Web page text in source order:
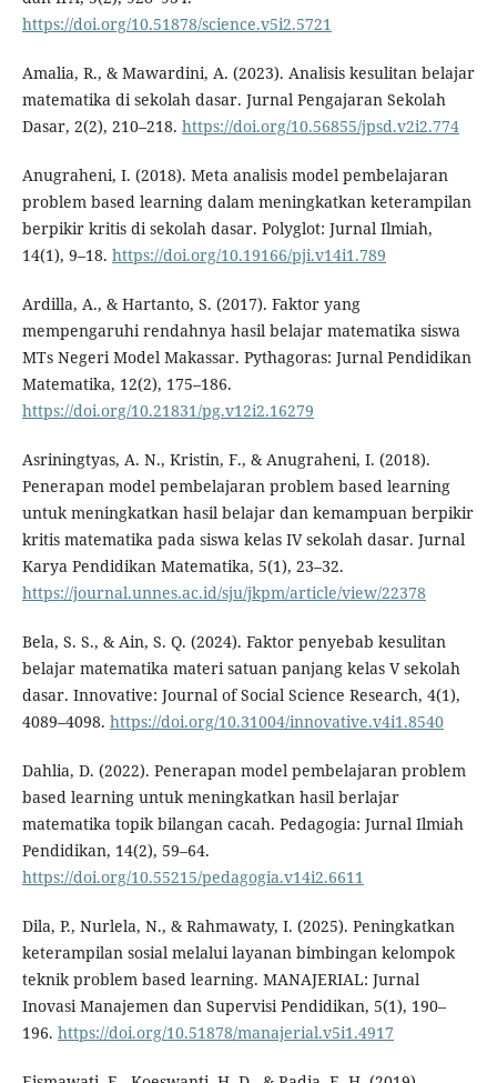
https://doi.org/10.51878/science.v5i2.5721
Amalia, R., & Mawardini, A. (2023). Analisis kesulitan belajar
matematika di sekolah dasar. Jurnal Pengajaran Sekolah
Dasar, 2(2), 210–218. https://doi.org/10.56855/jpsd.v2i2.774
Anugraheni, I. (2018). Meta analisis model pembelajaran
problem based learning dalam meningkatkan keterampilan
berpikir kritis di sekolah dasar. Polyglot: Jurnal Ilmiah,
14(1), 9–18. https://doi.org/10.19166/pji.v14i1.789
Ardilla, A., & Hartanto, S. (2017). Faktor yang
mempengaruhi rendahnya hasil belajar matematika siswa
MTs Negeri Model Makassar. Pythagoras: Jurnal Pendidikan
Matematika, 12(2), 175–186.
https://doi.org/10.21831/pg.v12i2.16279
Asriningtyas, A. N., Kristin, F., & Anugraheni, I. (2018).
Penerapan model pembelajaran problem based learning
untuk meningkatkan hasil belajar dan kemampuan berpikir
kritis matematika pada siswa kelas IV sekolah dasar. Jurnal
Karya Pendidikan Matematika, 5(1), 23–32.
https://journal.unnes.ac.id/sju/jkpm/article/view/22378
Bela, S. S., & Ain, S. Q. (2024). Faktor penyebab kesulitan
belajar matematika materi satuan panjang kelas V sekolah
dasar. Innovative: Journal of Social Science Research, 4(1),
4089–4098. https://doi.org/10.31004/innovative.v4i1.8540
Dahlia, D. (2022). Penerapan model pembelajaran problem
based learning untuk meningkatkan hasil berlajar
matematika topik bilangan cacah. Pedagogia: Jurnal Ilmiah
Pendidikan, 14(2), 59–64.
https://doi.org/10.55215/pedagogia.v14i2.6611
Dila, P., Nurlela, N., & Rahmawaty, I. (2025). Peningkatkan
keterampilan sosial melalui layanan bimbingan kelompok
teknik problem based learning. MANAJERIAL: Jurnal
Inovasi Manajemen dan Supervisi Pendidikan, 5(1), 190–
196. https://doi.org/10.51878/manajerial.v5i1.4917